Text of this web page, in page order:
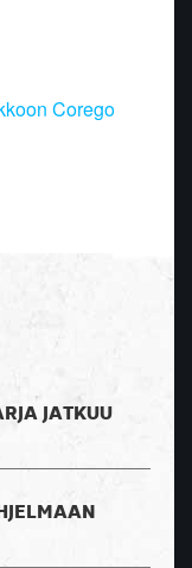
Corego
JATKUU